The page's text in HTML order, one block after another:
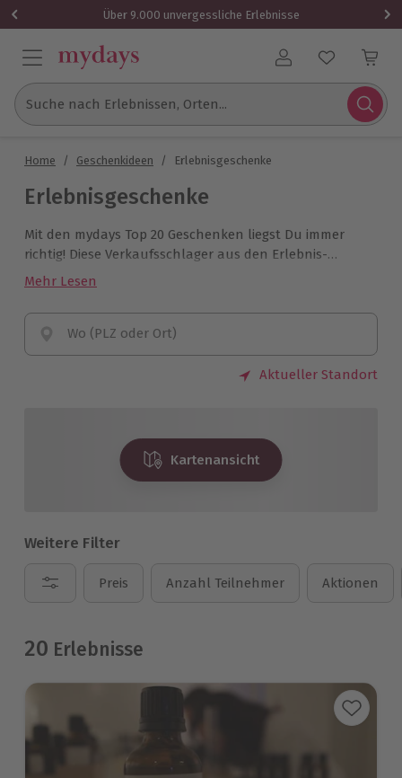
Über 9.000 unvergessliche Erlebnisse
Benutzerkonto
Suche nach Erlebnissen, Orten...
Home / Geschenkideen / Erlebnisgeschenke
Erlebnisgeschenke
Mit den mydays Top 20 Geschenken liegst Du immer
richtig! Diese Verkaufsschlager aus den Erlebnis-
Kategorien Dinner, Fliegen, Action, Romantik und
Kunden. Wähle aus den 20 beliebtesten Erlebnis-
Geschenken mit den besten Bewertungen und sorge
für Freudestrahlen beim Beschenkten. Hier ist für
Mehr Lesen
Wo (PLZ oder Ort)
Aktueller Standort
Kartenansicht
Weitere Filter
Preis Anzahl Teilnehmer Aktionen
20 Erlebnisse